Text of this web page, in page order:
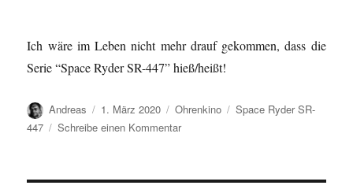
Ich wäre im Leben nicht mehr drauf gekommen, dass die
Serie “Space Ryder SR-447” hieß/heißt!
Autor
Andreas
Veröffentlicht
am
1. März 2020 Kategorien
Ohrenkino Schlagwörter
Space Ryder SR-
447
Schreibe einen Kommentarzu